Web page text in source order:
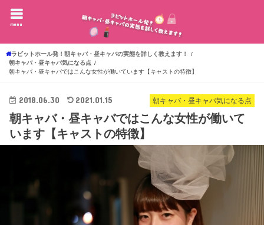
menu
ラビットホール発！朝キャバ・昼キャバの実態を詳しく教えます！
朝キャバ・昼キャバ気になる点
朝キャバ・昼キャバではこんな女性が働いています【キャストの特徴】
朝キャバ・昼キャバ気になる点
2018.06.30 2021.01.15
朝キャバ・昼キャバではこんな女性が働いて
います【キャストの特徴】